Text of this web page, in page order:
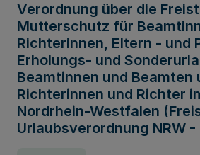
Verordnung über die
Mutterschutz für
Richterinnen, Eltern - und
Erholungs- und
Beamtinnen und Beamten
Richterinnen und Richter
Nordrhein-Westfalen
Urlaubsverordnung NRW -